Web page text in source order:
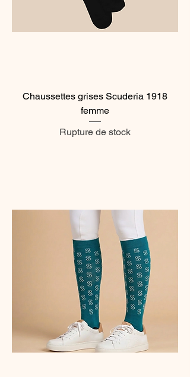
Chaussettes grises Scuderia 1918
femme
Rupture de stock